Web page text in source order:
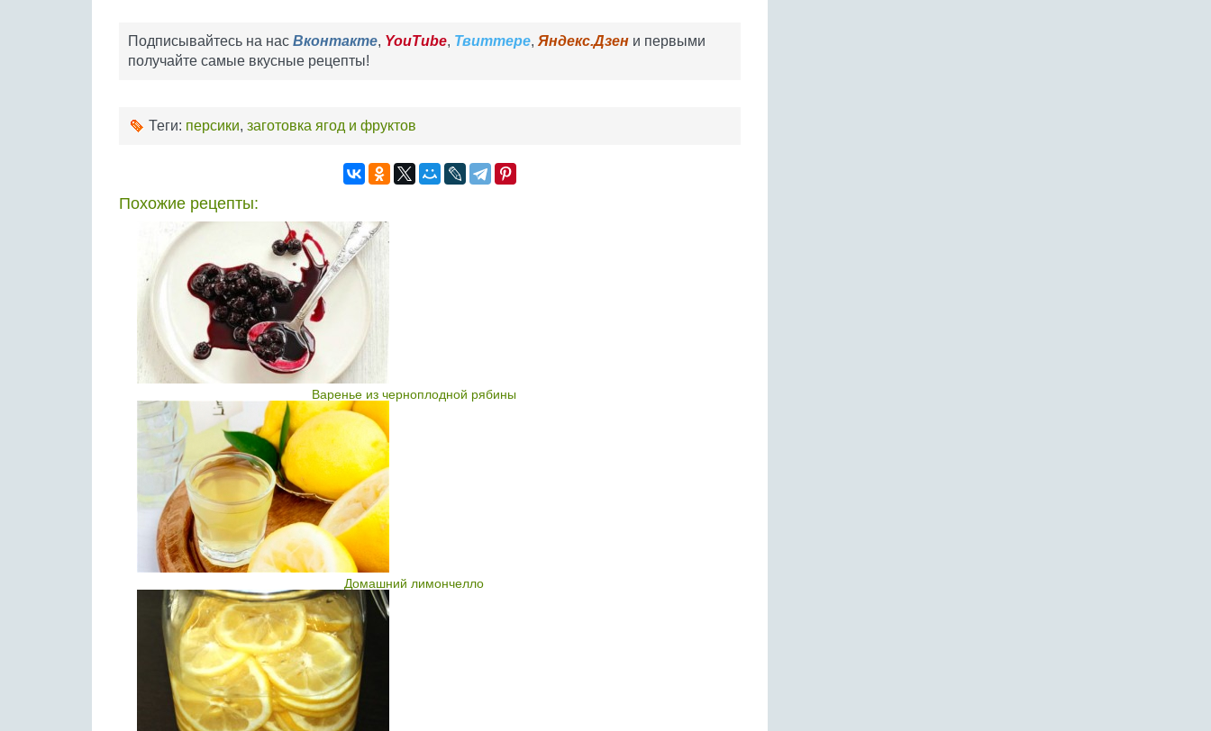
Подписывайтесь на нас Вконтакте, YouTube, Твиттере, Яндекс.Дзен и первыми
получайте самые вкусные рецепты!
Теги: персики, заготовка ягод и фруктов
Похожие рецепты:
Варенье из черноплодной рябины
Домашний лимончелло